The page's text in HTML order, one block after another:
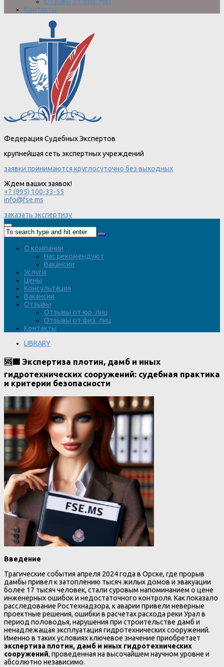
Отзывы от физ. лиц
Контакты
Федерация Судебных Экспертов
крупнейшая сеть экспертных учреждений
заявки принимаются круглосуточно без выходных
Ждем ваших заявок!
+7 (995) 100-33-55
info@fse.ms
заказать экспертизу
О компании
Нас рекомендуют
Вакансии
Услуги
Цены
Консультация
Вакансии
Отзывы
Отзывы от юр. лиц
Отзывы от физ. лиц
Контакты
LIBRARY
🆘🟥 Экспертиза плотин, дамб и иных
гидротехнических сооружений: судебная практика
и критерии безопасности
Введение
Трагические события апреля 2024 года в Орске, где прорыв
дамбы привел к затоплению тысяч жилых домов и эвакуации
более 17 тысяч человек, стали суровым напоминанием о цене
инженерных ошибок и недостаточного контроля. Как показало
расследование Ростехнадзора, к аварии привели неверные
проектные решения, ошибки в расчетах расхода реки Урал в
период половодья, нарушения при строительстве дамб и
ненадлежащая эксплуатация гидротехнических сооружений.
Именно в таких условиях ключевое значение приобретает
экспертиза плотин, дамб и иных гидротехнических
сооружений, проведенная на высочайшем научном уровне и
абсолютно независимо.